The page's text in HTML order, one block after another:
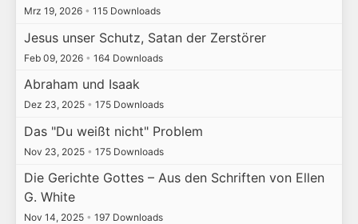
Mrz 19, 2026 • 115 Downloads
Jesus unser Schutz, Satan der Zerstörer
Feb 09, 2026 • 164 Downloads
Abraham und Isaak
Dez 23, 2025 • 175 Downloads
Das "Du weißt nicht" Problem
Nov 23, 2025 • 175 Downloads
Die Gerichte Gottes – Aus den Schriften von Ellen
G. White
Nov 14, 2025 • 197 Downloads